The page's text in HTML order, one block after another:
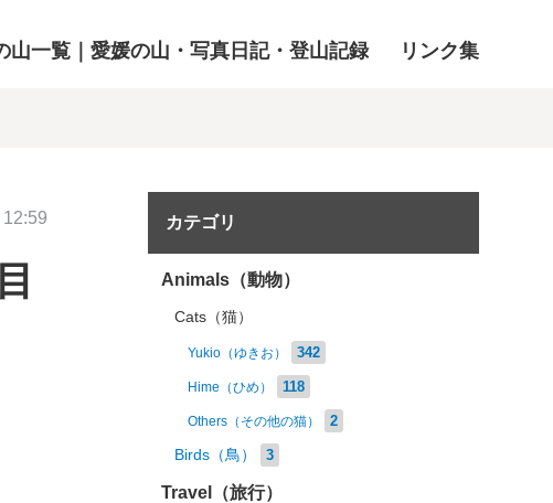
山一覧｜愛媛の山・写真日記・登山記録 リンク集
カテゴリ
Animals（動物）
Cats（猫）
Yukio（ゆきお） 342
Hime（ひめ） 118
Others（その他の猫） 2
Birds（鳥） 3
Travel（旅行）